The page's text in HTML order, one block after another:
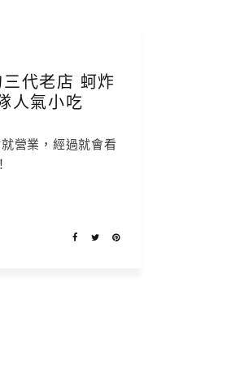
代老店 蚵炸
人氣小吃
營業，經過就會看